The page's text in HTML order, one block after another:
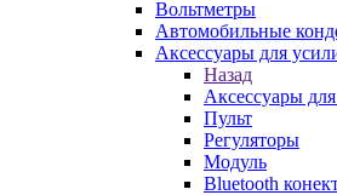
Вольтметры
Автомобильные
Аксессуары для
Назад
Аксессуары
Пульт
Регуляторы
Модуль
Bluetooth